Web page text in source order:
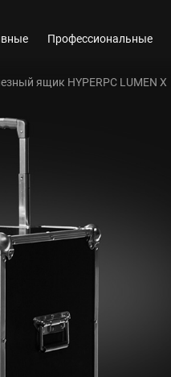
Профессиональные
ящик HYPERPC LUMEN X